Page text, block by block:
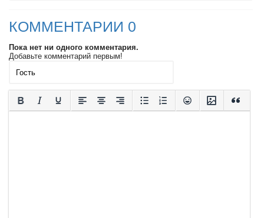
КОММЕНТАРИИ 0
Пока нет ни одного комментария.
Добавьте комментарий первым!